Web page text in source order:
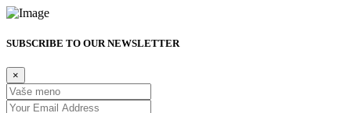
SUBSCRIBE TO OUR NEWSLETTER
×